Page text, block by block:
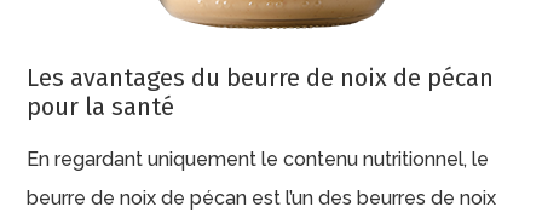
Les avantages du beurre de noix de pécan
pour la santé
En regardant uniquement le contenu nutritionnel, le
beurre de noix de pécan est l’un des beurres de noix